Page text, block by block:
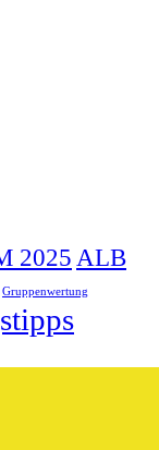
2025 ALB
Gruppenwertung